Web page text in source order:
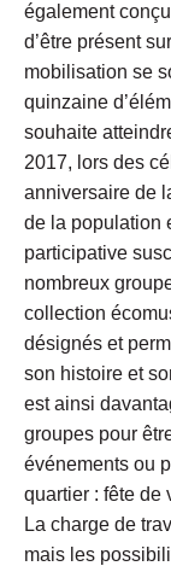
également
d’être présent
mobilisation se
quinzaine
souhaite
2017, lors des
anniversaire de
de la population
participative
nombreux
collection
désignés et
son histoire et
est ainsi
groupes pour
événements ou
quartier : fête de
La charge de
mais les